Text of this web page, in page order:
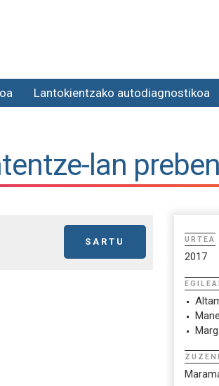
Lantokientzako autodiagnostikoa
lan
SARTU
URTEA
2017